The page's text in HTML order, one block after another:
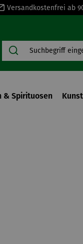
Versandkostenfrei ab
& Spirituosen